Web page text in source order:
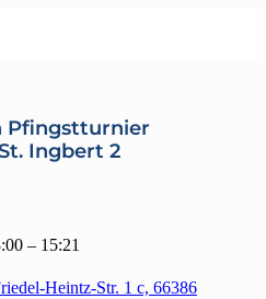
Pfingstturnier
Ingbert 2
– 15:21
Heintz-Str. 1 c, 66386